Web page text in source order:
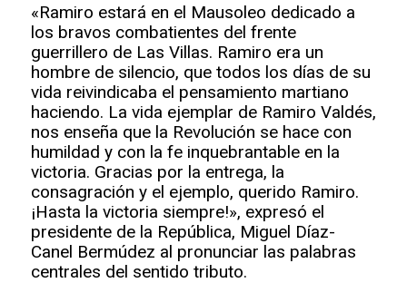
«Ramiro estará en el Mausoleo dedicado a
los bravos combatientes del frente
guerrillero de Las Villas. Ramiro era un
hombre de silencio, que todos los días de su
vida reivindicaba el pensamiento martiano
haciendo. La vida ejemplar de Ramiro Valdés,
nos enseña que la Revolución se hace con
humildad y con la fe inquebrantable en la
victoria. Gracias por la entrega, la
consagración y el ejemplo, querido Ramiro.
¡Hasta la victoria siempre!», expresó el
presidente de la República, Miguel Díaz-
Canel Bermúdez al pronunciar las palabras
centrales del sentido tributo.